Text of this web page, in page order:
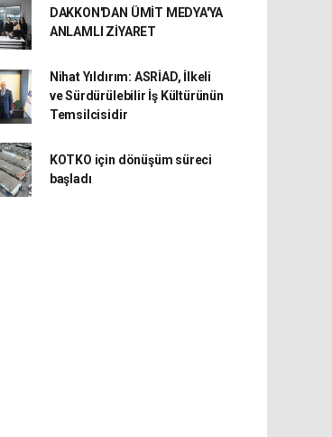
DAKKON'DAN ÜMİT MEDYA'YA
ANLAMLI ZİYARET
Nihat Yıldırım: ASRİAD, İlkeli
ve Sürdürülebilir İş Kültürünün
Temsilcisidir
KOTKO için dönüşüm süreci
başladı